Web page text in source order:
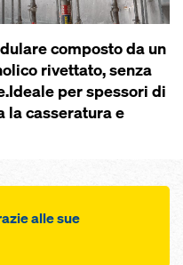
composto da un
rivettato, senza
per spessori di
la casseratura e
alle sue